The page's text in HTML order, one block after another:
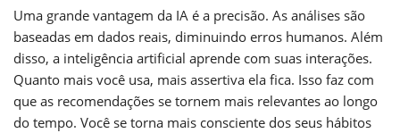
Uma grande vantagem da IA é a precisão. As análises são
baseadas em dados reais, diminuindo erros humanos. Além
disso, a inteligência artificial aprende com suas interações.
Quanto mais você usa, mais assertiva ela fica. Isso faz com
que as recomendações se tornem mais relevantes ao longo
do tempo. Você se torna mais consciente dos seus hábitos